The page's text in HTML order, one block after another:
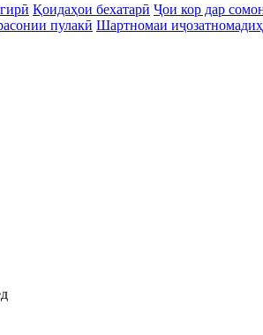
Қоидаҳои бехатарӣ Ҷои кор дар
пулакӣ Шартномаи